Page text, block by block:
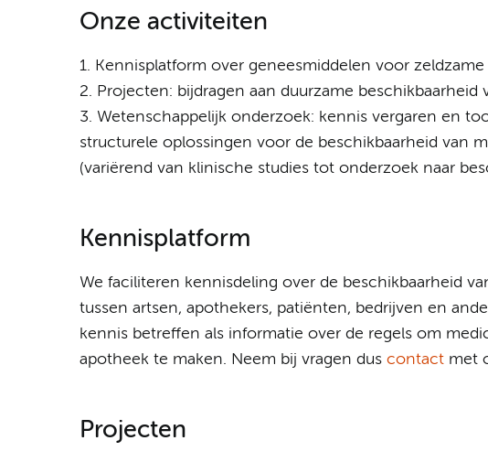
Onze activiteiten
1. Kennisplatform over geneesmiddelen voor
2. Projecten: bijdragen aan duurzame beschikbaarheid
3. Wetenschappelijk onderzoek: kennis vergaren en
structurele oplossingen voor de beschikbaarheid van
(variërend van klinische studies tot onderzoek naar
Kennisplatform
We faciliteren kennisdeling over de beschikbaarheid
tussen artsen, apothekers, patiënten, bedrijven en
kennis betreffen als informatie over de regels om
apotheek te maken. Neem bij vragen dus contact met
Projecten